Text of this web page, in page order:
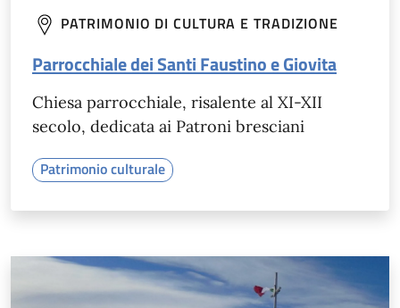
PATRIMONIO DI CULTURA E TRADIZIONE
Parrocchiale dei Santi Faustino e Giovita
Chiesa parrocchiale, risalente al XI-XII
secolo, dedicata ai Patroni bresciani
Patrimonio culturale